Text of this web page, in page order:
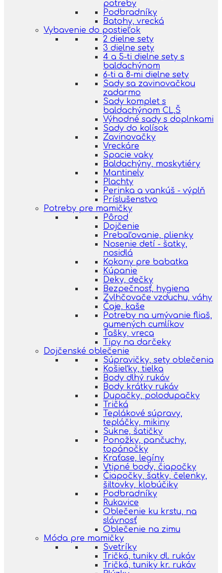
potreby
Podbradníky
Batohy, vrecká
Vybavenie do postieľok
2 dielne sety
3 dielne sety
4 a 5-ti dielne sety s
baldachýnom
6-ti a 8-mi dielne sety
Sady sa zavinovačkou
zadarmo
Sady komplet s
baldachýnom CL,Š
Výhodné sady s doplnkami
Sady do kolísok
Zavinovačky
Vreckáre
Spacie vaky
Baldachýny, moskytiéry
Mantinely
Plachty
Perinka a vankúš - výplň
Príslušenstvo
Potreby pre mamičky
Pôrod
Dojčenie
Prebaľovanie, plienky
Nosenie detí - šatky,
nosidlá
Kokony pre babatka
Kúpanie
Deky, dečky
Bezpečnosť, hygiena
Zvlhčovače vzduchu, váhy
Čaje, kaše
Potreby na umývanie fliaš,
gumených cumlíkov
Tašky, vreca
Tipy na darčeky
Dojčenské oblečenie
Súpravičky, sety oblečenia
Košieľky, tielka
Body dlhý rukáv
Body krátky rukáv
Dupačky, polodupačky
Tričká
Teplákové súpravy,
tepláčky, mikiny
Sukne, šatičky
Ponožky, pančuchy,
topánočky
Kraťase, legíny
Vtipné body, čiapočky
Čiapočky, šatky, čelenky,
šiltovky, klobúčiky
Podbradníky
Rukavice
Oblečenie ku krstu, na
slávnosť
Oblečenie na zimu
Móda pre mamičky
Svetríky
Tričká, tuniky dl. rukáv
Tričká, tuniky kr. rukáv